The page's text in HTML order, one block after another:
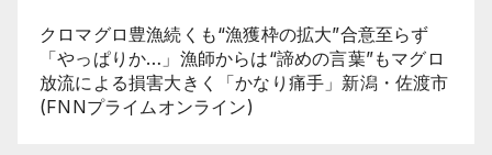
クロマグロ豊漁続くも“漁獲枠の拡大”合意至らず
「やっぱりか…」漁師からは“諦めの言葉”もマグロ
放流による損害大きく「かなり痛手」新潟・佐渡市
(FNNプライムオンライン)